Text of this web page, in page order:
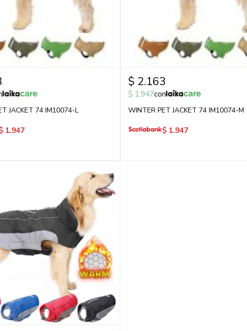
JACKET 74 IM10074-L
1.947
$ 2.163
$ 1.947con
WINTER PET JACKET 74 IM10074-M
$ 1.947